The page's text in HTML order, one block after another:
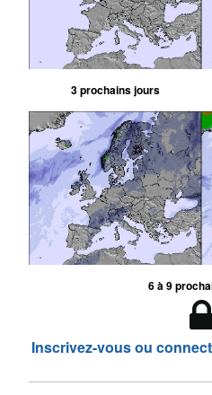
3 prochains jours
6 à 9
Inscrivez-vous ou